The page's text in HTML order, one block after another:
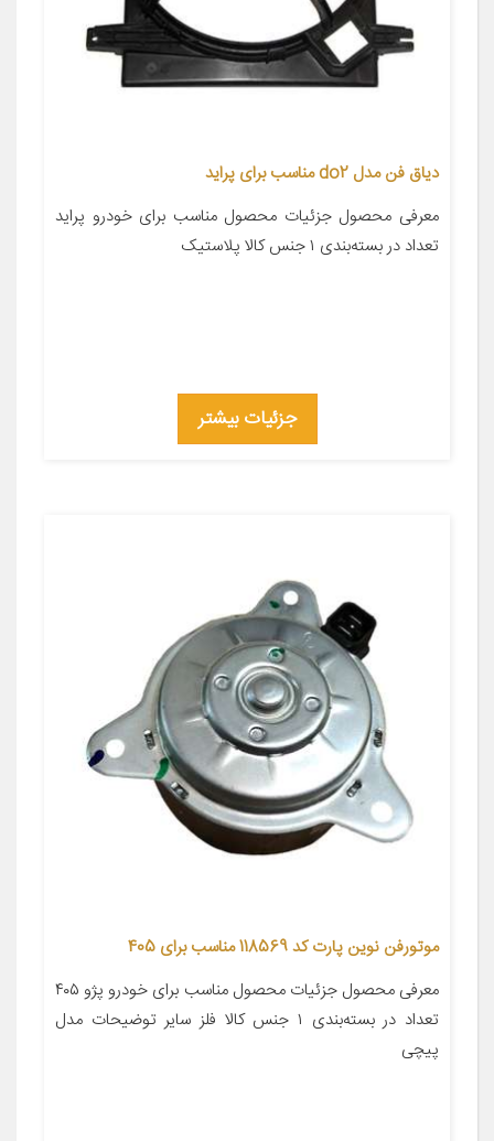
دیاق فن مدل do2 مناسب برای پراید
معرفی محصول جزئیات محصول مناسب برای خودرو پراید
تعداد در بسته‌بندی ۱ جنس کالا پلاستیک
جزئیات بیشتر
موتورفن نوین پارت کد 118569 مناسب برای 405
معرفی محصول جزئیات محصول مناسب برای خودرو پژو ۴۰۵
تعداد در بسته‌بندی ۱ جنس کالا فلز سایر توضیحات مدل
پیچی